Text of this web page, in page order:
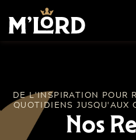
DE L'INSPIRATION POUR
QUOTIDIENS JUSQU'AUX
Nos